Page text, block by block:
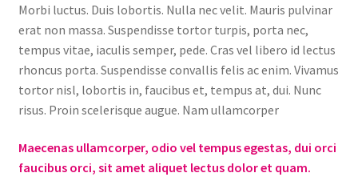
Morbi luctus. Duis lobortis. Nulla nec velit. Mauris pulvinar
erat non massa. Suspendisse tortor turpis, porta nec,
tempus vitae, iaculis semper, pede. Cras vel libero id lectus
rhoncus porta. Suspendisse convallis felis ac enim. Vivamus
tortor nisl, lobortis in, faucibus et, tempus at, dui. Nunc
risus. Proin scelerisque augue. Nam ullamcorper
Maecenas ullamcorper, odio vel tempus egestas, dui orci
faucibus orci, sit amet aliquet lectus dolor et quam.